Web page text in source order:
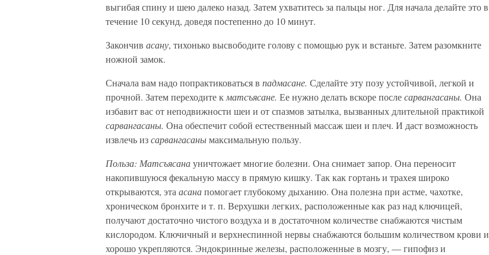
выгибая спину и шею далеко назад. Затем ухватитесь за пальцы ног. Для начала делайте это в
течение 10 секунд, доведя постепенно до 10 минут.
Закончив асану, тихонько высвободите голову с помощью рук и встаньте. Затем разомкните
ножной замок.
Сначала вам надо попрактиковаться в падмасане. Сделайте эту позу устойчивой, легкой и
прочной. Затем переходите к матсъясане. Ее нужно делать вскоре послесарвангасаны. Она
избавит вас от неподвижности шеи и от спазмов затылка, вызванных длительной практикой
сарвангасаны. Она обеспечит собой естественный массаж шеи и плеч. И даст возможность
извлечь изсарвангасанымаксимальную пользу.
Польза: Матсъясанауничтожает многие болезни. Она снимает запор. Она переносит
накопившуюся фекальную массу в прямую кишку. Так как гортань и трахея широко
открываются, эта асанапомогает глубокому дыханию. Она полезна при астме, чахотке,
хроническом бронхите и т. п. Верхушки легких, расположенные как раз над ключицей,
получают достаточно чистого воздуха и в достаточном количестве снабжаются чистым
кислородом. Ключичный и верхнеспинной нервы снабжаются большим количеством крови и
хорошо укрепляются. Эндокринные железы, расположенные в мозгу, — гипофиз и